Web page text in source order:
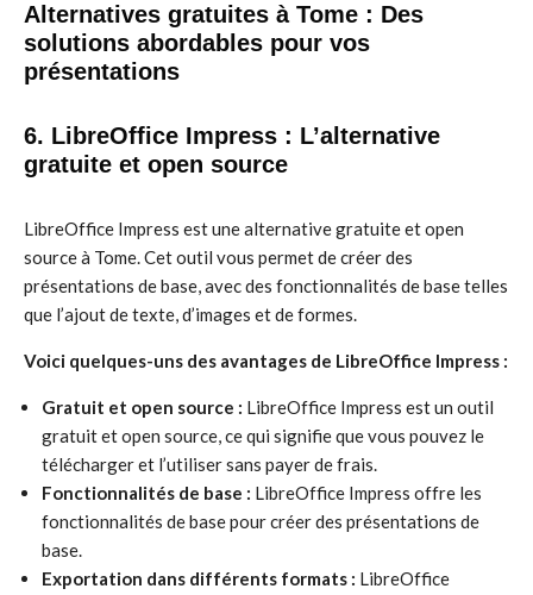
Alternatives gratuites à Tome : Des
solutions abordables pour vos
présentations
6. LibreOffice Impress : L’alternative
gratuite et open source
LibreOffice Impress est une alternative gratuite et open
source à Tome. Cet outil vous permet de créer des
présentations de base, avec des fonctionnalités de base telles
que l’ajout de texte, d’images et de formes.
Voici quelques-uns des avantages de LibreOffice Impress :
Gratuit et open source : LibreOffice Impress est un outil
gratuit et open source, ce qui signifie que vous pouvez le
télécharger et l’utiliser sans payer de frais.
Fonctionnalités de base : LibreOffice Impress offre les
fonctionnalités de base pour créer des présentations de
base.
Exportation dans différents formats : LibreOffice